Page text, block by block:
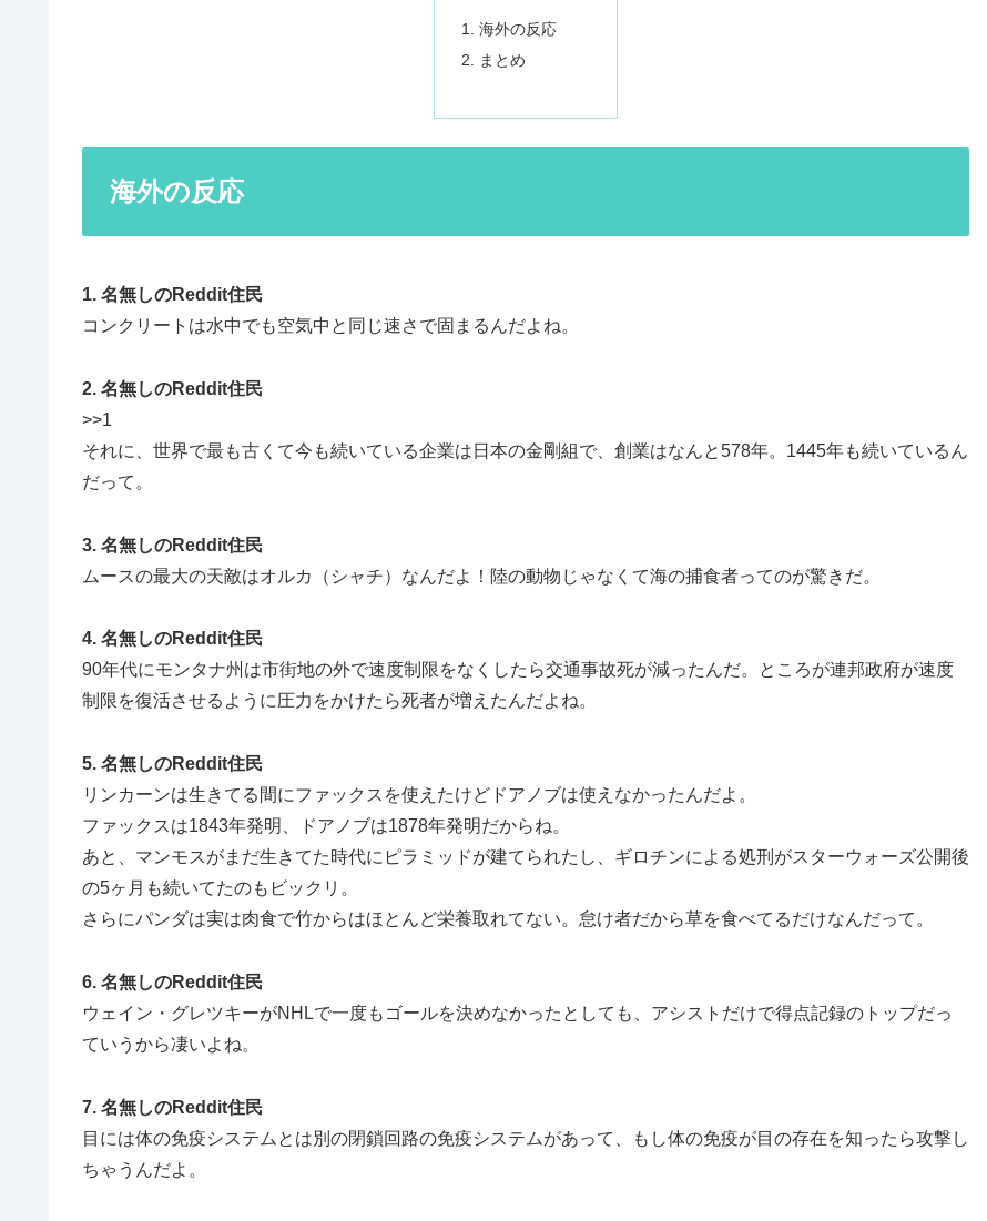
海外の反応
まとめ
海外の反応
1. 名無しのReddit住民
コンクリートは水中でも空気中と同じ速さで固まるんだよね。
2. 名無しのReddit住民
>>1
それに、世界で最も古くて今も続いている企業は日本の金剛組で、創業はなんと578年。1445年も続いているん
だって。
3. 名無しのReddit住民
ムースの最大の天敵はオルカ（シャチ）なんだよ！陸の動物じゃなくて海の捕食者ってのが驚きだ。
4. 名無しのReddit住民
90年代にモンタナ州は市街地の外で速度制限をなくしたら交通事故死が減ったんだ。ところが連邦政府が速度
制限を復活させるように圧力をかけたら死者が増えたんだよね。
5. 名無しのReddit住民
リンカーンは生きてる間にファックスを使えたけどドアノブは使えなかったんだよ。
ファックスは1843年発明、ドアノブは1878年発明だからね。
あと、マンモスがまだ生きてた時代にピラミッドが建てられたし、ギロチンによる処刑がスターウォーズ公開後
の5ヶ月も続いてたのもビックリ。
さらにパンダは実は肉食で竹からはほとんど栄養取れてない。怠け者だから草を食べてるだけなんだって。
6. 名無しのReddit住民
ウェイン・グレツキーがNHLで一度もゴールを決めなかったとしても、アシストだけで得点記録のトップだっ
ていうから凄いよね。
7. 名無しのReddit住民
目には体の免疫システムとは別の閉鎖回路の免疫システムがあって、もし体の免疫が目の存在を知ったら攻撃し
ちゃうんだよ。